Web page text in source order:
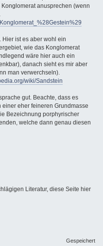
anusprechen (wenn
Hier ist es aber wohl ein
wie das Konglomerat
wäre hier auch ein
danach sieht es mir aber
man verwerchseln).
wiki/Sandstein
gut. Beachte, dass es
eher feineren Grundmasse
Bezeichnung porphyrischer
welche dann genau diesen
Literatur, diese Seite hier
Gespeichert